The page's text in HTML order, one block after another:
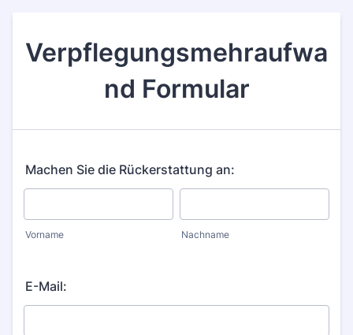
Verpflegungsmehraufwa
nd Formular
Machen Sie die Rückerstattung an:
Vorname Nachname
E-Mail: